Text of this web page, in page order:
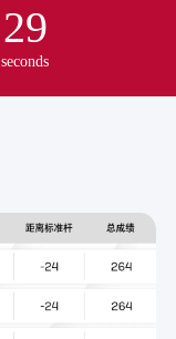
29
seconds